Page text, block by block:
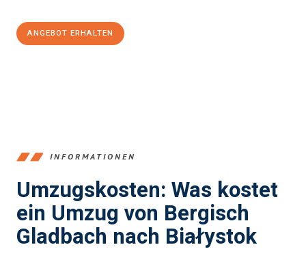
ANGEBOT ERHALTEN
INFORMATIONEN
Umzugskosten: Was kostet
ein Umzug von Bergisch
Gladbach nach Białystok